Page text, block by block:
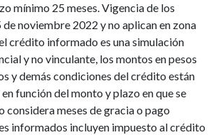
mínimo 25 meses. Vigencia de los
noviembre 2022 y no aplican en zona
crédito informado es una simulación
y no vinculante, los montos en pesos
y demás condiciones del crédito están
función del monto y plazo en que se
considera meses de gracia o pago
informados incluyen impuesto al crédito